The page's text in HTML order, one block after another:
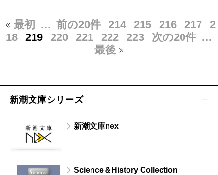
最初 … 前の20件 214 215 216 217
2
18
219 220 221 222 223 次の20件 …
最後
新潮文庫シリーズ
新潮文庫nex
Science＆History Collection